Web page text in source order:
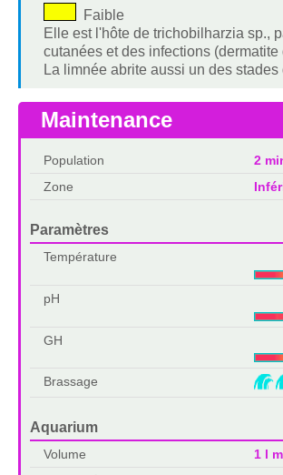
Faible
Elle est l'hôte de trichobilharzia sp.,
cutanées et des infections (dermatite
La limnée abrite aussi un des
Maintenance
Population
2
Zone
Paramètres
Température
pH
GH
Brassage
Aquarium
Volume 1 l